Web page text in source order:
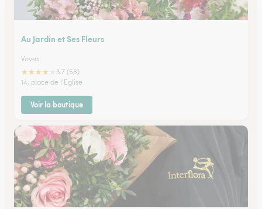
Au Jardin et Ses Fleurs
Voves
★★★★
3.7 (56)
14, place de l'Eglise
Voir la boutique